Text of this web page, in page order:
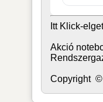
Itt Klick-
Akció
Copyright ©